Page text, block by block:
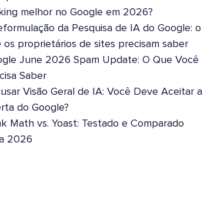
melhor no Google em 2026?
da Pesquisa de IA do Google: o
os proprietários de sites precisam saber
June 2026 Spam Update: O Que Você
Saber
Visão Geral de IA: Você Deve Aceitar a
do Google?
Math vs. Yoast: Testado e Comparado
2026